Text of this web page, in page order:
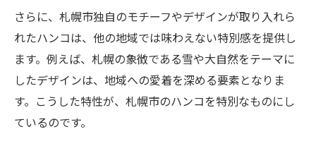
札幌市の風景を印鑑に反映する方法
風景をハンコで表現する方法
ハンコに札幌市の風景を描く
風景を反映したハンコ作り
札幌市の美しい風景をハンコに
さらに、札幌市独自のモチーフやデザインが取り入れら
れたハンコは、他の地域では味わえない特別感を提供し
ます。例えば、札幌の象徴である雪や大自然をテーマに
したデザインは、地域への愛着を深める要素となりま
す。こうした特性が、札幌市のハンコを特別なものにし
ているのです。